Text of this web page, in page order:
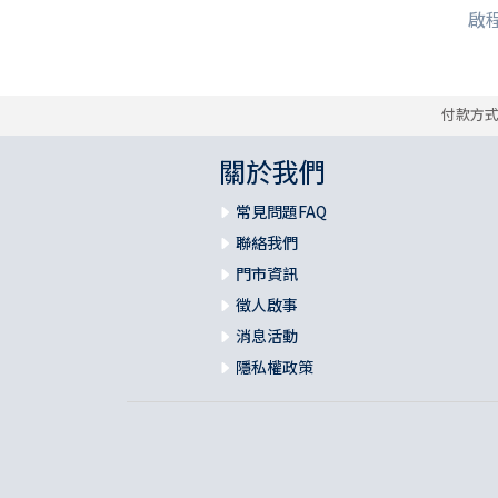
啟
付款方
關於我們
常見問題FAQ
聯絡我們
門市資訊
徵人啟事
消息活動
隱私權政策